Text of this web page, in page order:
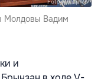
Молдовы Вадим
и